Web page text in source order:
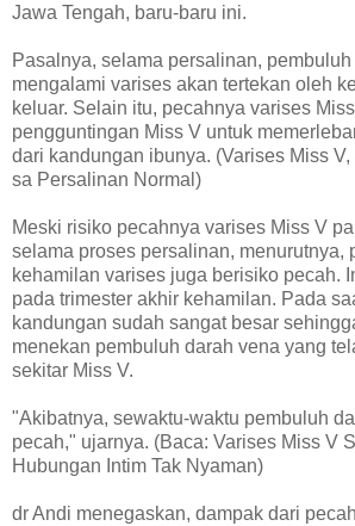
Jawa Tengah, baru-baru ini.
Pasalnya, selama persalinan,
mengalami varises akan tertekan oleh
keluar. Selain itu, pecahnya varises
pengguntingan Miss V untuk
dari kandungan ibunya. (Varises Miss
sa Persalinan Normal)
Meski risiko pecahnya varises Miss V
selama proses persalinan, menurutnya,
kehamilan varises juga berisiko pecah.
pada trimester akhir kehamilan. Pada
kandungan sudah sangat besar
menekan pembuluh darah vena yang
sekitar Miss V.
"Akibatnya, sewaktu-waktu pembuluh
pecah," ujarnya. (Baca: Varises Miss V
Hubungan Intim Tak Nyaman)
dr Andi menegaskan, dampak dari